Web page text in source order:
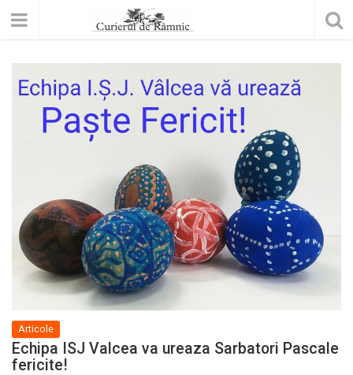
Articole
Echipa ISJ Valcea va ureaza Sarbatori Pascale
fericite!